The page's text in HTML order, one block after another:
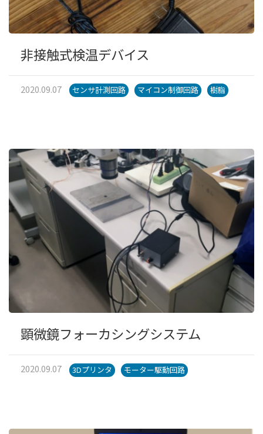
非接触式検温デバイス
2020.09.07 センサ計測回路 マイコン制御回路 樹脂
顕微鏡フォーカシングシステム
2020.09.07 3Dプリンタ モーター駆動回路